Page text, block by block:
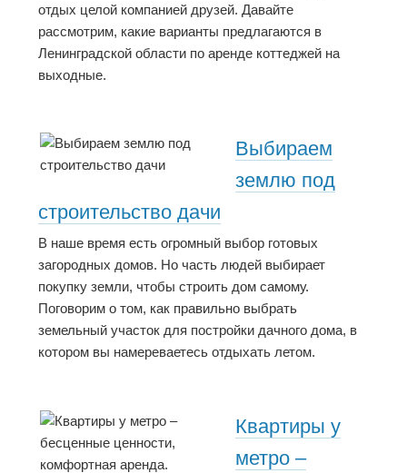
отдых целой компанией друзей. Давайте
рассмотрим, какие варианты предлагаются в
Ленинградской области по аренде коттеджей на
выходные.
Выбираем
землю под
строительство дачи
В наше время есть огромный выбор готовых
загородных домов. Но часть людей выбирает
покупку земли, чтобы строить дом самому.
Поговорим о том, как правильно выбрать
земельный участок для постройки дачного дома, в
котором вы намереваетесь отдыхать летом.
Квартиры у
метро –